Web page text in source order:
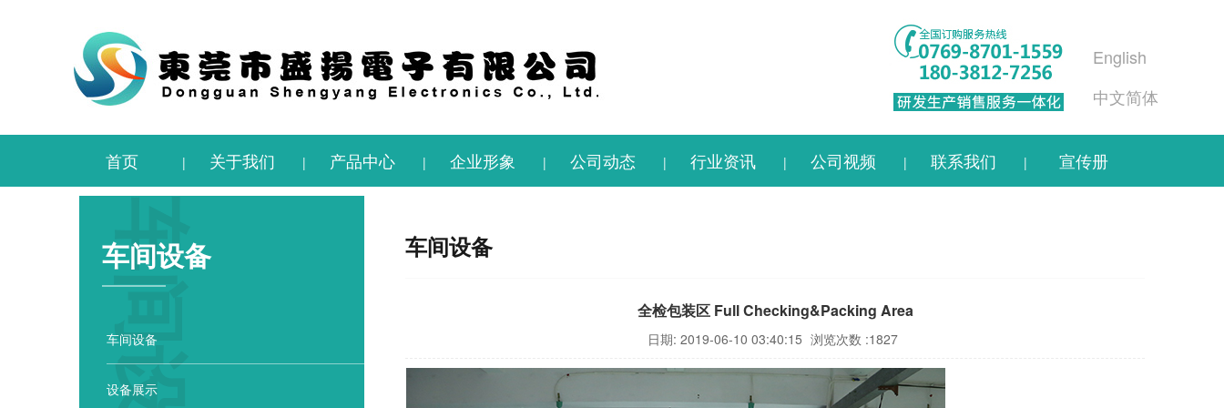
English
中文简体
首页 | 关于我们 | 产品中心 | 企业形象 | 公司动态 | 行业资讯 | 公司视频 | 联系我们 | 宣传册
车间设备
车间设备
车间设备
设备展示
车间设备
全检包装区 Full Checking&Packing Area
日期: 2019-06-10 03:40:15 浏览次数 :1827